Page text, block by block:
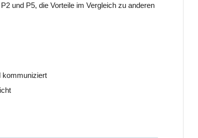
und P5, die Vorteile im Vergleich zu anderen
kommuniziert